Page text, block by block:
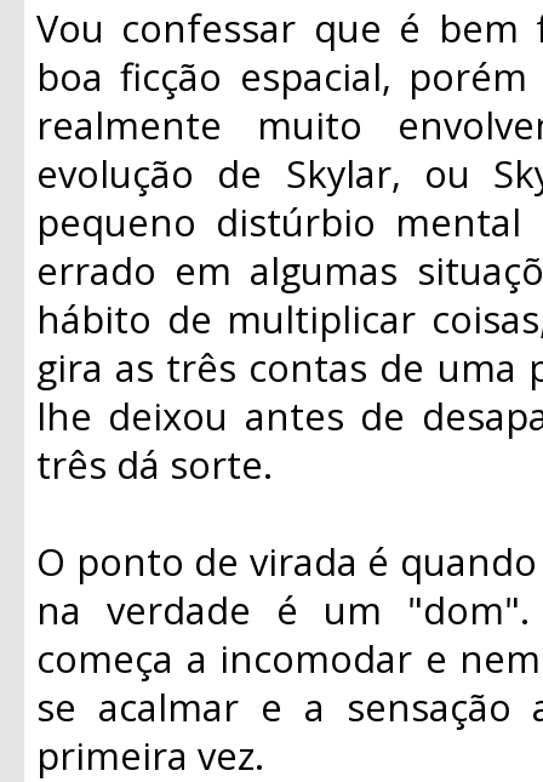
Vou confessar que é
boa ficção espacial,
realmente muito
evolução de Skylar, ou
pequeno distúrbio
errado em algumas
hábito de multiplicar
gira as três contas de uma
lhe deixou antes de
três dá sorte.
O ponto de virada é
na verdade é um "dom".
começa a incomodar e
se acalmar e a sensação
primeira vez.